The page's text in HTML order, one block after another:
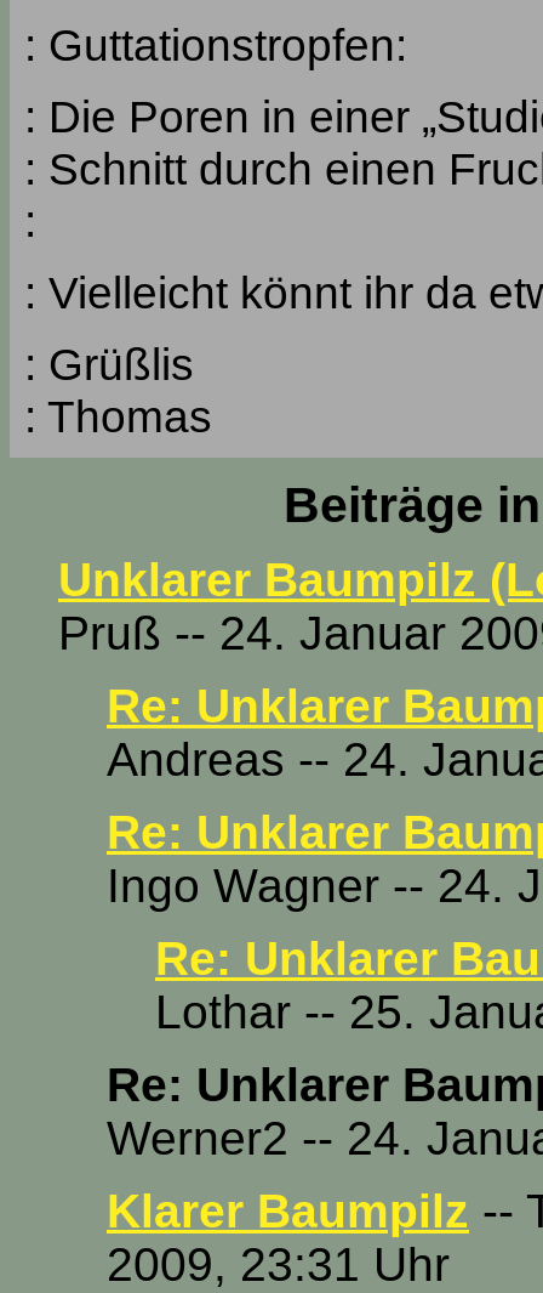
: Guttationstropfen:
: Die Poren in einer
: Schnitt durch einen
:
: Vielleicht könnt ihr da
: Grüßlis
: Thomas
Beiträge
Unklarer Baumpilz
Pruß -- 24. Januar
Re: Unklarer
Andreas -- 24.
Re: Unklarer
Ingo Wagner -- 24.
Re: Unklarer
Lothar -- 25.
Re: Unklarer
Werner2 -- 24.
Klarer Baumpilz --
2009, 23:31 Uhr